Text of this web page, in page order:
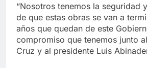
“Nosotros tenemos la seguridad
de que estas obras se van a
años que quedan de este
compromiso que tenemos junto
Cruz y al presidente Luis